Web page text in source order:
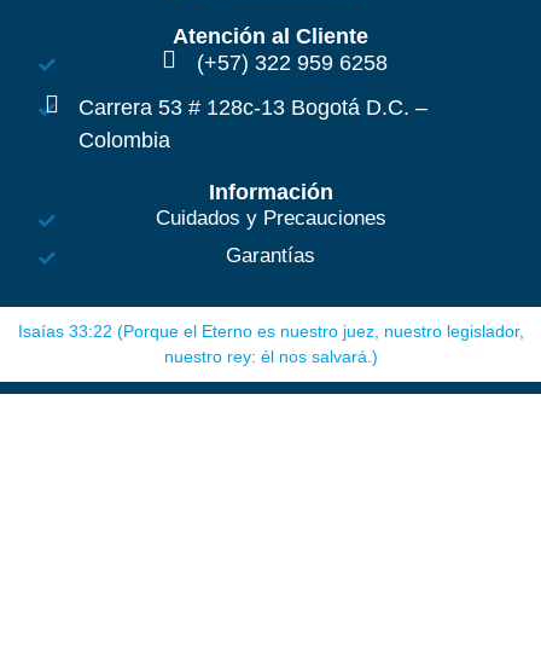
Atención al Cliente
(+57) 322 959 6258
Carrera 53 # 128c-13 Bogotá D.C. –
Colombia
Información
Cuidados y Precauciones
Garantías
Isaías 33:22 (Porque el Eterno es nuestro juez, nuestro legislador,
nuestro rey: él nos salvará.)